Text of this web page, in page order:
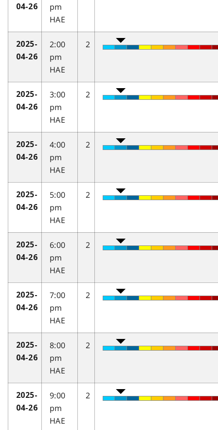
04-26
pm
HAE
2025-
04-26
2:00
pm
HAE
2
2025-
04-26
3:00
pm
HAE
2
2025-
04-26
4:00
pm
HAE
2
2025-
04-26
5:00
pm
HAE
2
2025-
04-26
6:00
pm
HAE
2
2025-
04-26
7:00
pm
HAE
2
2025-
04-26
8:00
pm
HAE
2
2025-
04-26
9:00
pm
HAE
2